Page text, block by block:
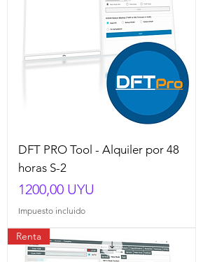
DFT PRO Tool - Alquiler por 48
horas S-2
Precio
1200,00 UYU
Impuesto incluido
Renta